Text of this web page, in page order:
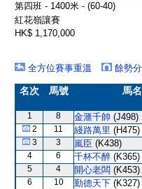
第四班 - 1400米 - (60-40)
紅花嶺讓賽
HK$ 1,170,000
全方位賽事重溫
餘勢
名次 馬號 馬名
1 8 金滙千帥 (J498)
2 11 綫路萬里 (H475)
3 3 嵐臣 (K438)
4 6 千杯不醉 (K365)
5 4 開心老闆 (K453)
6 10 勤德天下 (K327)